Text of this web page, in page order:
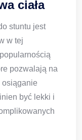
ciała
stuntu jest
w tej
pozwalają na
osiąganie
być lekki i